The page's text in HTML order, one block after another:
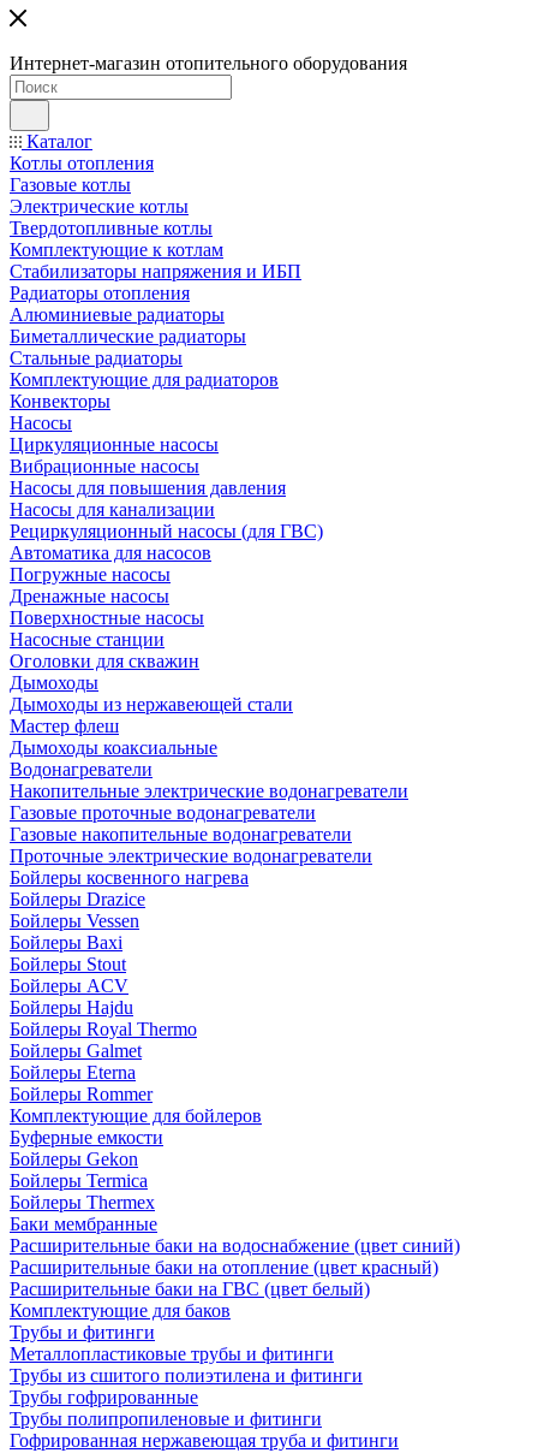
Интернет-магазин отопительного оборудования
Каталог
Котлы отопления
Газовые котлы
Электрические котлы
Твердотопливные котлы
Комплектующие к котлам
Стабилизаторы напряжения и ИБП
Радиаторы отопления
Алюминиевые радиаторы
Биметаллические радиаторы
Стальные радиаторы
Комплектующие для радиаторов
Конвекторы
Насосы
Циркуляционные насосы
Вибрационные насосы
Насосы для повышения давления
Насосы для канализации
Рециркуляционный насосы (для ГВС)
Автоматика для насосов
Погружные насосы
Дренажные насосы
Поверхностные насосы
Насосные станции
Оголовки для скважин
Дымоходы
Дымоходы из нержавеющей стали
Мастер флеш
Дымоходы коаксиальные
Водонагреватели
Накопительные электрические водонагреватели
Газовые проточные водонагреватели
Газовые накопительные водонагреватели
Проточные электрические водонагреватели
Бойлеры косвенного нагрева
Бойлеры Drazice
Бойлеры Vessen
Бойлеры Baxi
Бойлеры Stout
Бойлеры ACV
Бойлеры Hajdu
Бойлеры Royal Thermo
Бойлеры Galmet
Бойлеры Eterna
Бойлеры Rommer
Комплектующие для бойлеров
Буферные емкости
Бойлеры Gekon
Бойлеры Termica
Бойлеры Thermex
Баки мембранные
Расширительные баки на водоснабжение (цвет синий)
Расширительные баки на отопление (цвет красный)
Расширительные баки на ГВС (цвет белый)
Комплектующие для баков
Трубы и фитинги
Металлопластиковые трубы и фитинги
Трубы из сшитого полиэтилена и фитинги
Трубы гофрированные
Трубы полипропиленовые и фитинги
Гофрированная нержавеющая труба и фитинги